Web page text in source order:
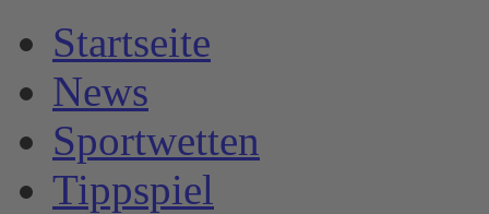
Startseite
News
Sportwetten
Tippspiel